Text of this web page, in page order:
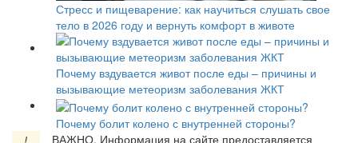
Стресс и пищеварение: как научиться слушать свое
тело в 2026 году и вернуть комфорт в животе
Почему вздувается живот после еды – причины и
вызывающие метеоризм заболевания ЖКТ
Почему болит колено с внутренней стороны?
ВАЖНО. Информация на сайте предоставляется